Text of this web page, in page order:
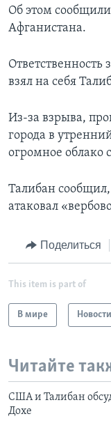
Об этом сообщили
Афганистана.
Ответственность
взял на себя
Из-за взрыва,
города в
огромное облако
Талибан
атаковал
Поделиться
This item is part of
В мире Новости
Читайте
США и Талибан
Дохе